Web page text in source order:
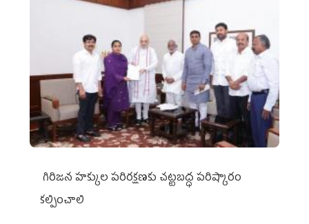
గిరిజన హక్కుల పరిరక్షణకు చట్టబద్ధ పరిష్కారం
కల్పించాలి